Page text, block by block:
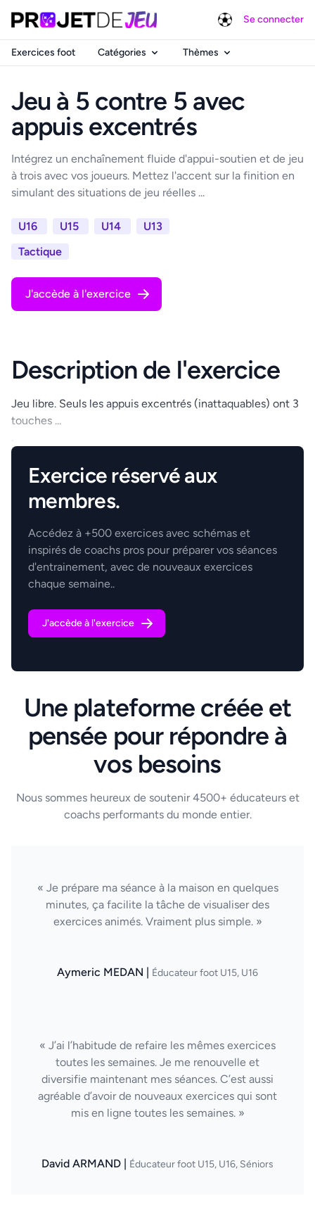
Se connecter
Exercices foot Catégories Thèmes
Jeu à 5 contre 5 avec
appuis excentrés
Intégrez un enchaînement fluide d'appui-soutien et de jeu
à trois avec vos joueurs. Mettez l'accent sur la finition en
simulant des situations de jeu réelles ...
U16 U15 U14
U13
Tactique
J'accède à l'exercice
Description de l'exercice
Jeu libre. Seuls les appuis excentrés (inattaquables) ont 3
touches ...
.
Exercice réservé aux
membres.
Accédez à +500 exercices avec schémas et
inspirés de coachs pros pour préparer vos séances
d'entrainement, avec de nouveaux exercices
chaque semaine..
J'accède à l'exercice
Une plateforme créée et
pensée pour répondre à
vos besoins
Nous sommes heureux de soutenir 4500+ éducateurs et
coachs performants du monde entier.
« Je prépare ma séance à la maison en quelques
minutes, ça facilite la tâche de visualiser des
exercices animés. Vraiment plus simple. »
Aymeric MEDAN | Éducateur foot U15, U16
« J’ai l’habitude de refaire les mêmes exercices
toutes les semaines. Je me renouvelle et
diversifie maintenant mes séances. C’est aussi
agréable d’avoir de nouveaux exercices qui sont
mis en ligne toutes les semaines. »
David ARMAND | Éducateur foot U15, U16, Séniors